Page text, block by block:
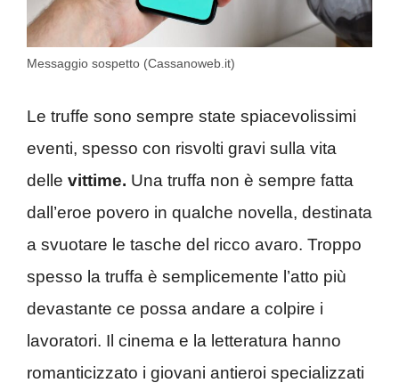
Messaggio sospetto (Cassanoweb.it)
Le truffe sono sempre state spiacevolissimi
eventi, spesso con risvolti gravi sulla vita
delle vittime. Una truffa non è sempre fatta
dall’eroe povero in qualche novella, destinata
a svuotare le tasche del ricco avaro. Troppo
spesso la truffa è semplicemente l’atto più
devastante ce possa andare a colpire i
lavoratori. Il cinema e la letteratura hanno
romanticizzato i giovani antieroi specializzati